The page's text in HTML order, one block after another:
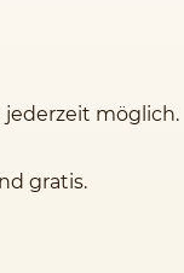
möglich.
gratis.